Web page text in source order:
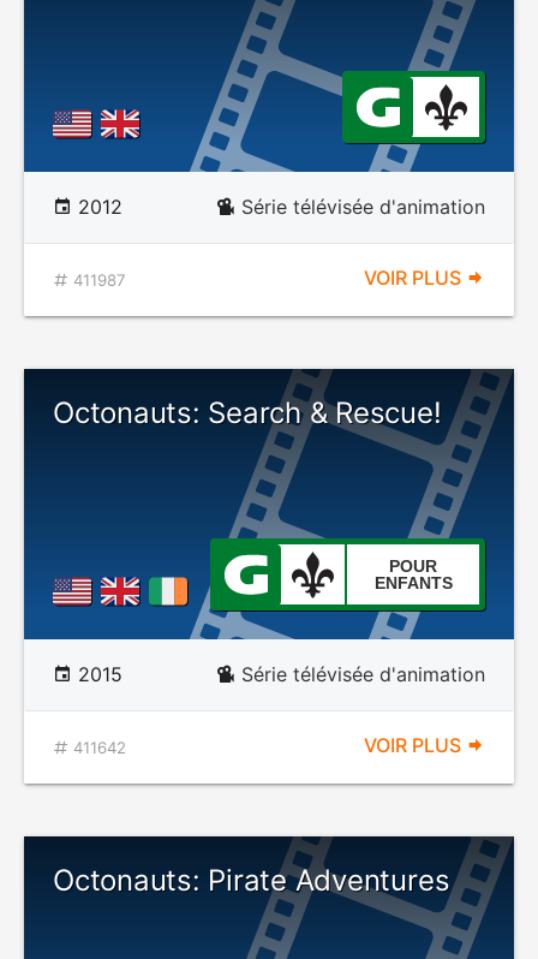
2012 Série télévisée d'animation
411987 VOIR PLUS
Octonauts: Search & Rescue!
POUR
ENFANTS
2015 Série télévisée d'animation
411642 VOIR PLUS
Octonauts: Pirate Adventures